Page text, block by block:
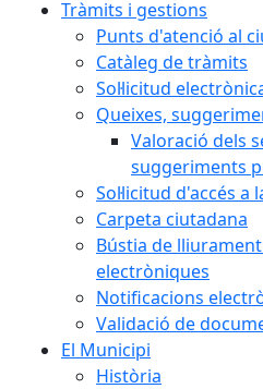
Tràmits i gestions
Punts d'atenció al
Catàleg de tràmits
Sol·licitud
Queixes,
Valoració dels
suggeriments
Sol·licitud d'accés
Carpeta ciutadana
Bústia de
electròniques
Notificacions
Validació de
El Municipi
Història